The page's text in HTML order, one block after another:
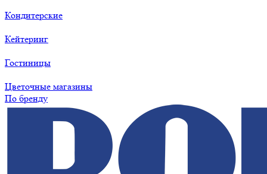
Кондитерские
Кейтеринг
Гостиницы
Цветочные магазины
По бренду